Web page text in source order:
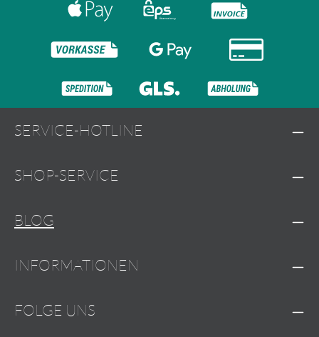
SERVICE-HOTLINE
SHOP-SERVICE
BLOG
INFORMATIONEN
FOLGE UNS